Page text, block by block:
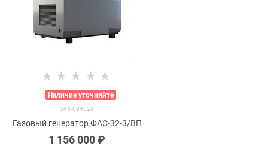
Наличие уточняйте
548-094024
Газовый генератор ФАС-32-3/ВП
1 156 000 ₽